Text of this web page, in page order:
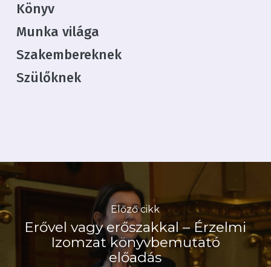
Könyv
Munka világa
Szakembereknek
Szülőknek
Előző cikk
Erővel vagy erőszakkal – Érzelmi
Izomzat könyvbemutató
előadás